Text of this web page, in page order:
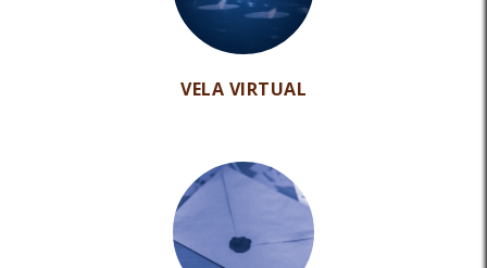
VELA VIRTUAL